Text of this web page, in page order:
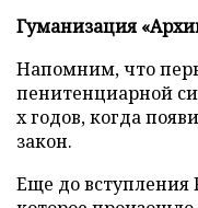
Гуманизация
Напомним, что
пенитенциарной
х годов, когда
закон.
Еще до вступления